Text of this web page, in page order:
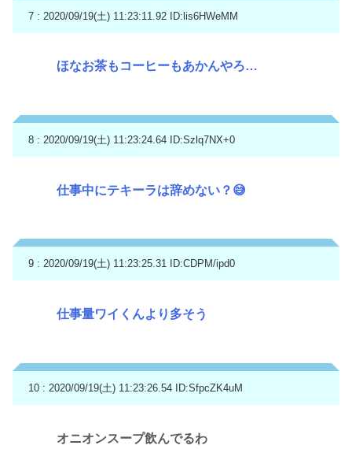
7 : 2020/09/19(土) 11:23:11.92 ID:lis6HWeMM
ほなお茶もコーヒーもあかんやろ…
8 : 2020/09/19(土) 11:23:24.64 ID:Szlq7NX+0
仕事中にテキーラは辞めない？😅
9 : 2020/09/19(土) 11:23:25.31 ID:CDPM/ipd0
仕事量ワイくんより多そう
10 : 2020/09/19(土) 11:23:26.54 ID:SfpcZK4uM
オニオンスープ飲んでるわ